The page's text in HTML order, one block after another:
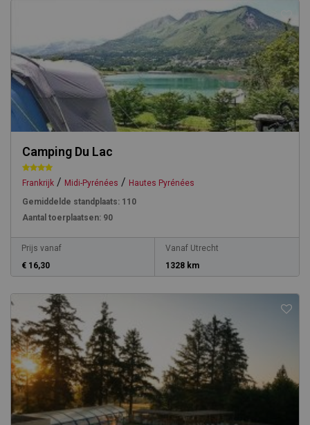
Camping Du Lac
Frankrijk / Midi-Pyrénées / Hautes Pyrénées
Gemiddelde standplaats: 110
Aantal toerplaatsen: 90
Prijs vanaf
€ 16,30
Vanaf Utrecht
1328 km